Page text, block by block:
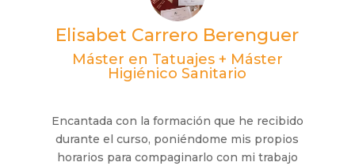
Elisabet Carrero Berenguer
Máster en Tatuajes + Máster
Higiénico Sanitario
Encantada con la formación que he recibido
durante el curso, poniéndome mis propios
horarios para compaginarlo con mi trabajo